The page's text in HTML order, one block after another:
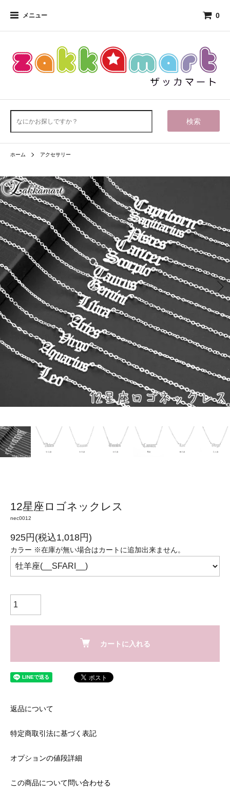
メニュー 0
検索
ホーム アクセサリー
12星座ロゴネックレス
nec0012
925円(税込1,018円)
カラー ※在庫が無い場合はカートに追加出来ません。
カートに入れる
返品について
特定商取引法に基づく表記
オプションの値段詳細
この商品について問い合わせる